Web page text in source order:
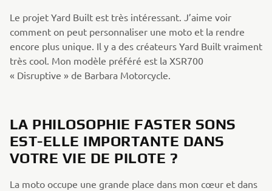
Le projet Yard Built est très intéressant. J’aime voir
comment on peut personnaliser une moto et la rendre
encore plus unique. Il y a des créateurs Yard Built vraiment
très cool. Mon modèle préféré est la XSR700
« Disruptive » de Barbara Motorcycle.
LA PHILOSOPHIE FASTER SONS
EST-ELLE IMPORTANTE DANS
VOTRE VIE DE PILOTE ?
La moto occupe une grande place dans mon cœur et dans